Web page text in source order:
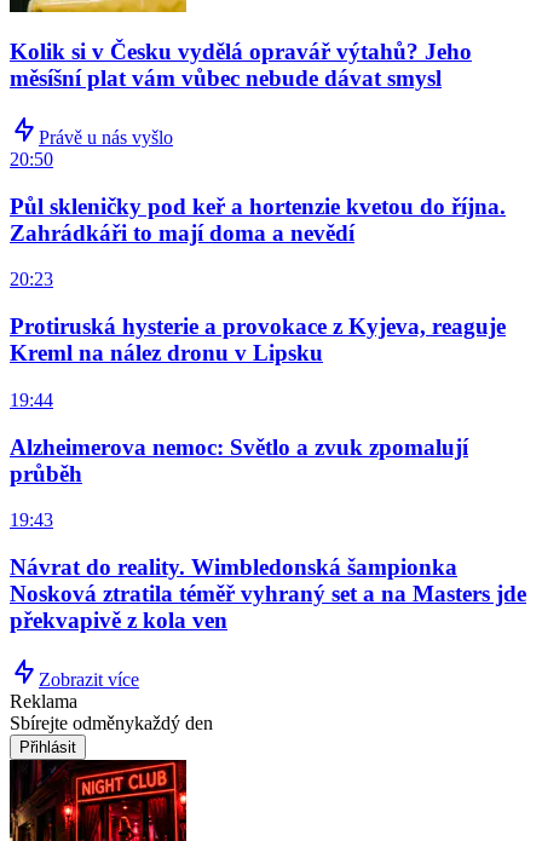
Kolik si v Česku vydělá opravář výtahů? Jeho
měsíšní plat vám vůbec nebude dávat smysl
Právě u nás vyšlo
20:50
Půl skleničky pod keř a hortenzie kvetou do října.
Zahrádkáři to mají doma a nevědí
20:23
Protiruská hysterie a provokace z Kyjeva, reaguje
Kreml na nález dronu v Lipsku
19:44
Alzheimerova nemoc: Světlo a zvuk zpomalují
průběh
19:43
Návrat do reality. Wimbledonská šampionka
Nosková ztratila téměř vyhraný set a na Masters jde
překvapivě z kola ven
Zobrazit více
Reklama
Sbírejte odměnykaždý den
Přihlásit